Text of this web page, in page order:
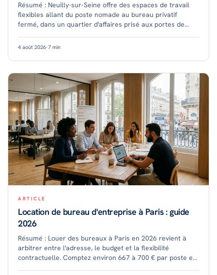
Résumé : Neuilly-sur-Seine offre des espaces de travail
flexibles allant du poste nomade au bureau privatif
fermé, dans un quartier d'affaires prisé aux portes de
4 août 2026·7 min
ARTICLE
Location de bureau d'entreprise à Paris : guide
2026
Résumé : Louer des bureaux à Paris en 2026 revient à
arbitrer entre l'adresse, le budget et la flexibilité
contractuelle. Comptez environ 667 à 700 € par poste et